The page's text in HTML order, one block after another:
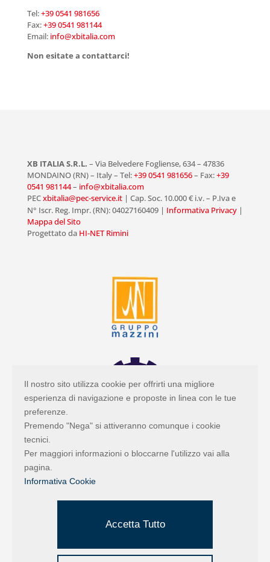
Tel:+39 0541 981656
Fax:+39 0541 981144
Email: info@xbitalia.com
Non esitate a contattarci!
XB ITALIA S.R.L. – Via Belvedere Fogliense, 634 – 47836
MONDAINO (RN) – Italy – Tel:+39 0541 981656– Fax:+39
0541 981144– info@xbitalia.com
PECxbitalia@pec-service.it| Cap. Soc. 10.000 € i.v. – P.Iva e
N° Iscr. Reg. Impr. (RN): 04027160409 | Informativa Privacy|
Mappa del Sito
Progettato da HI-NET Rimini
Il nostro sito utilizza cookie per offrirti una migliore
esperienza di navigazione e proposte in linea con le tue
preferenze.
Premendo "Nega" si attiveranno comunque i cookie
tecnici.
Per maggiori informazioni o bloccarne l'utilizzo vai alla
pagina.
Informativa Cookie
Accetta Tutto